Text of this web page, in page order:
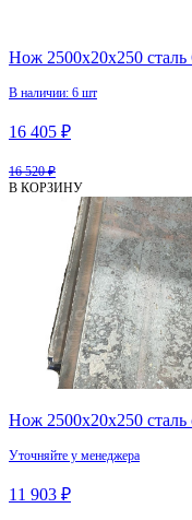
Нож 2500х20х250 сталь
В наличии: 6 шт
16 405 ₽
16 520 ₽
В КОРЗИНУ
Нож 2500х20х250 сталь
Уточняйте у менеджера
11 903 ₽